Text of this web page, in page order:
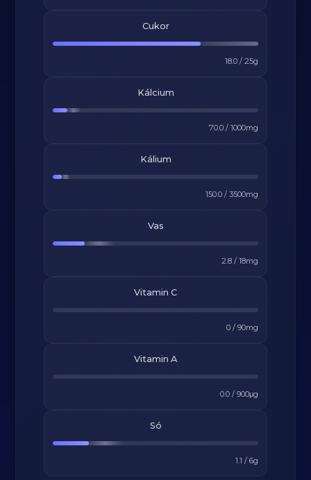
Cukor
18.0/ 25g
Kálcium
70.0/ 1000mg
Kálium
150.0/ 3500mg
Vas
2.8/ 18mg
Vitamin C
0/ 90mg
Vitamin A
0.0/ 900μg
Só
1.1 / 6g